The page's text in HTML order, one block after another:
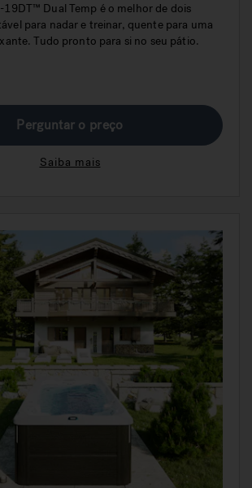
19DT™ Dual Temp é o melhor de dois
para nadar e treinar, quente para uma
Tudo pronto para si no seu pátio.
Perguntar o preço
Saiba mais